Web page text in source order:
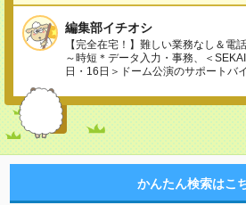
編集部イチオシ
【完全在宅！】難しい業務なし＆電
～時短＊データ入力・事務、＜
日・16日＞ドーム公演のサポートバ
かんたん検索はこ